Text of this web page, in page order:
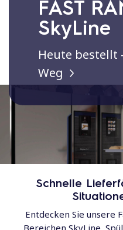
FAST
SkyLine
Heute bestellt
Weg
Schnelle
Entdecken Sie unsere